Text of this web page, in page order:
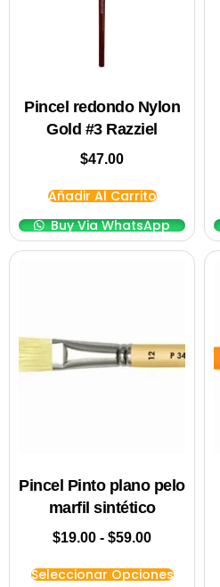
Pincel redondo Nylon
Gold #3 Razziel
$47.00
Añadir Al Carrito
Buy Via WhatsApp
Pincel Pinto plano pelo
marfil sintético
$19.00 - $59.00
Seleccionar Opciones